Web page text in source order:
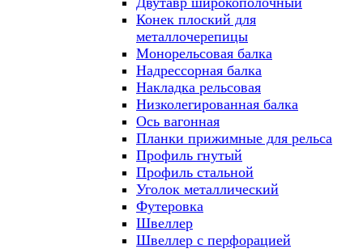
Конек плоский для
металлочерепицы
Монорельсовая балка
Надрессорная балка
Накладка рельсовая
Низколегированная балка
Ось вагонная
Планки прижимные для рельса
Профиль гнутый
Профиль стальной
Уголок металлический
Футеровка
Швеллер
Швеллер с перфорацией